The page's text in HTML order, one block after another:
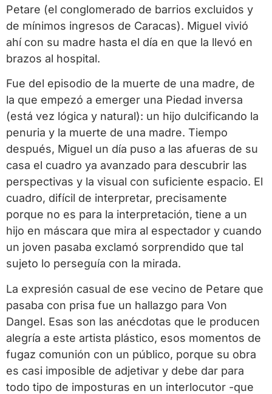
Petare (el conglomerado de barrios excluidos y
de mínimos ingresos de Caracas). Miguel vivió
ahí con su madre hasta el día en que la llevó en
brazos al hospital.
Fue del episodio de la muerte de una madre, de
la que empezó a emerger una Piedad inversa
(está vez lógica y natural): un hijo dulcificando la
penuria y la muerte de una madre. Tiempo
después, Miguel un día puso a las afueras de su
casa el cuadro ya avanzado para descubrir las
perspectivas y la visual con suficiente espacio. El
cuadro, difícil de interpretar, precisamente
porque no es para la interpretación, tiene a un
hijo en máscara que mira al espectador y cuando
un joven pasaba exclamó sorprendido que tal
sujeto lo perseguía con la mirada.
La expresión casual de ese vecino de Petare que
pasaba con prisa fue un hallazgo para Von
Dangel. Esas son las anécdotas que le producen
alegría a este artista plástico, esos momentos de
fugaz comunión con un público, porque su obra
es casi imposible de adjetivar y debe dar para
todo tipo de imposturas en un interlocutor -que